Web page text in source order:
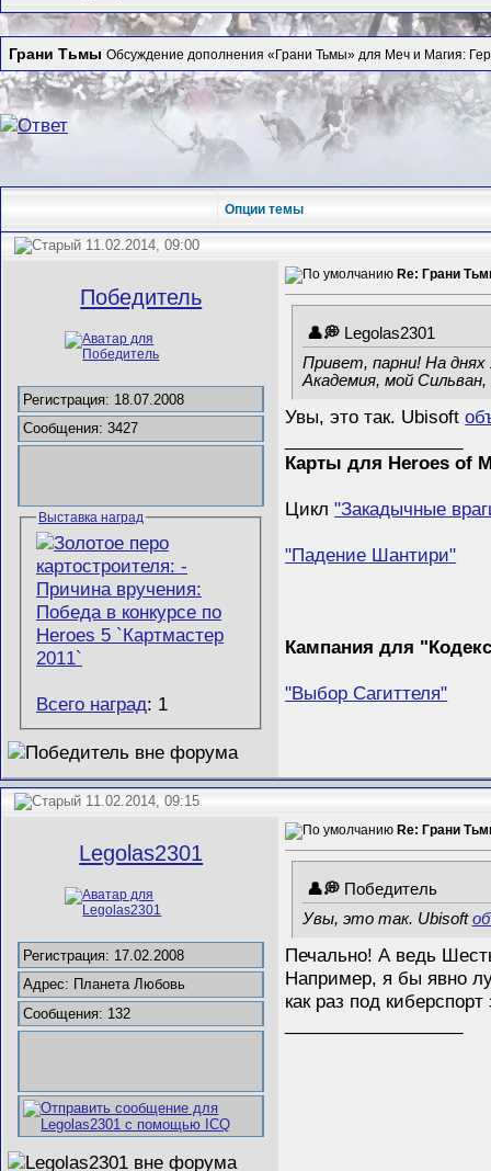
Грани Тьмы Обсуждение дополнения «Грани Тьмы» для Меч и Магия:
Опции темы
11.02.2014, 09:00
Победитель
Регистрация: 18.07.2008
Сообщения: 3427
Выставка наград
Всего наград: 1
Re: Грани
Legolas2301
Привет, парни! На днях
Академия, мой
Увы, это так. Ubisoft
Карты для Heroes of
Цикл"Закадычные
"Падение Шантири"
Кампания для
"Выбор Сагиттеля"
11.02.2014, 09:15
Legolas2301
Регистрация: 17.02.2008
Адрес: Планета Любовь
Сообщения: 132
Re: Грани
Победитель
Увы, это так. Ubisoft
Печально! А ведь
Например, я бы явно
как раз под